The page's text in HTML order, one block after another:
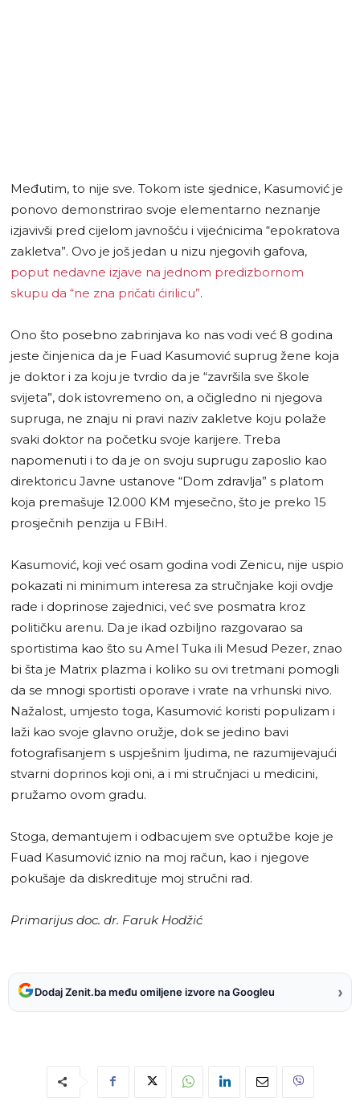
Međutim, to nije sve. Tokom iste sjednice, Kasumović je
ponovo demonstrirao svoje elementarno neznanje
izjavivši pred cijelom javnošću i vijećnicima “epokratova
zakletva”. Ovo je još jedan u nizu njegovih gafova,
poput nedavne izjave na jednom predizbornom
skupu da “ne zna pričati ćirilicu”.
Ono što posebno zabrinjava ko nas vodi već 8 godina
jeste činjenica da je Fuad Kasumović suprug žene koja
je doktor i za koju je tvrdio da je “završila sve škole
svijeta”, dok istovremeno on, a očigledno ni njegova
supruga, ne znaju ni pravi naziv zakletve koju polaže
svaki doktor na početku svoje karijere. Treba
napomenuti i to da je on svoju suprugu zaposlio kao
direktoricu Javne ustanove “Dom zdravlja” s platom
koja premašuje 12.000 KM mjesečno, što je preko 15
prosječnih penzija u FBiH.
Kasumović, koji već osam godina vodi Zenicu, nije uspio
pokazati ni minimum interesa za stručnjake koji ovdje
rade i doprinose zajednici, već sve posmatra kroz
političku arenu. Da je ikad ozbiljno razgovarao sa
sportistima kao što su Amel Tuka ili Mesud Pezer, znao
bi šta je Matrix plazma i koliko su ovi tretmani pomogli
da se mnogi sportisti oporave i vrate na vrhunski nivo.
Nažalost, umjesto toga, Kasumović koristi populizam i
laži kao svoje glavno oružje, dok se jedino bavi
fotografisanjem s uspješnim ljudima, ne razumijevajući
stvarni doprinos koji oni, a i mi stručnjaci u medicini,
pružamo ovom gradu.
Stoga, demantujem i odbacujem sve optužbe koje je
Fuad Kasumović iznio na moj račun, kao i njegove
pokušaje da diskredituje moj stručni rad.
Primarijus doc. dr. Faruk Hodžić
Dodaj Zenit.ba među omiljene izvore na Googleu ›